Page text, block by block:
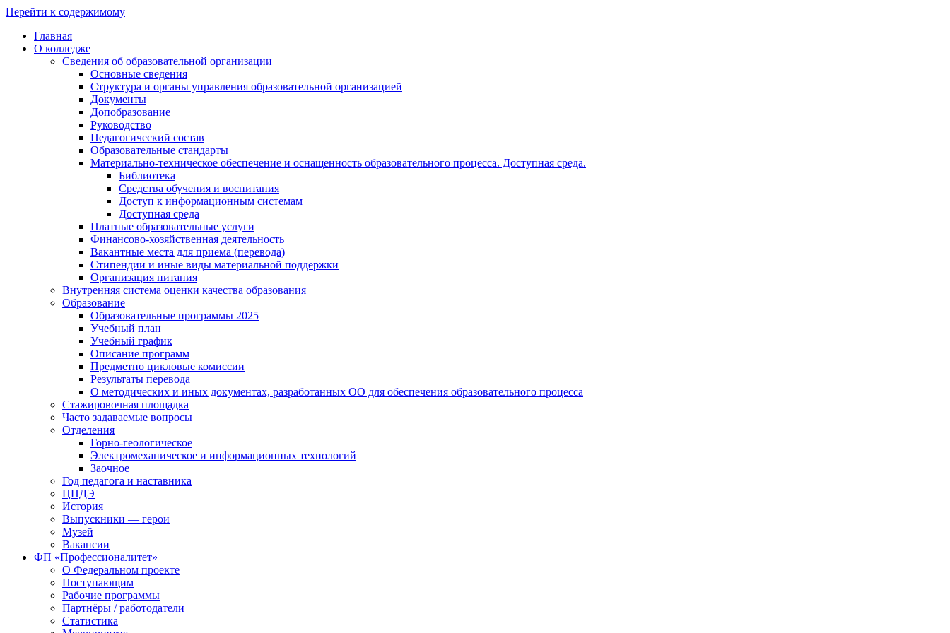
Перейти к содержимому
Главная
О колледже
Сведения об образовательной организации
Основные сведения
Структура и органы управления образовательной организацией
Документы
Допобразование
Руководство
Педагогический состав
Образовательные стандарты
Материально-техническое обеспечение и оснащенность образовательного процесса. Доступная среда.
Библиотека
Средства обучения и воспитания
Доступ к информационным системам
Доступная среда
Платные образовательные услуги
Финансово-хозяйственная деятельность
Вакантные места для приема (перевода)
Стипендии и иные виды материальной поддержки
Организация питания
Внутренняя система оценки качества образования
Образование
Образовательные программы 2025
Учебный план
Учебный график
Описание программ
Предметно цикловые комиссии
Результаты перевода
О методических и иных документах, разработанных ОО для обеспечения образовательного процесса
Стажировочная площадка
Часто задаваемые вопросы
Отделения
Горно-геологическое
Электромеханическое и информационных технологий
Заочное
Год педагога и наставника
ЦПДЭ
История
Выпускники — герои
Музей
Вакансии
ФП «Профессионалитет»
О Федеральном проекте
Поступающим
Рабочие программы
Партнёры / работодатели
Статистика